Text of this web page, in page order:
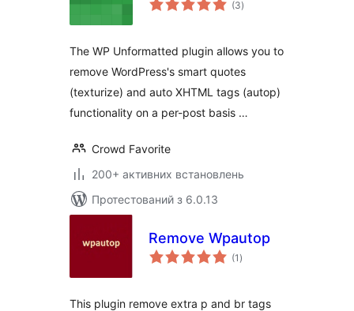
(3рейтинг
)
The WP Unformatted plugin allows you to
remove WordPress's smart quotes
(texturize) and auto XHTML tags (autop)
functionality on a per-post basis …
Crowd Favorite
200+ активних встановлень
Протестований з 6.0.13
Remove Wpautop
(1 загальний
рейтинг
)
This plugin remove extra p and br tags